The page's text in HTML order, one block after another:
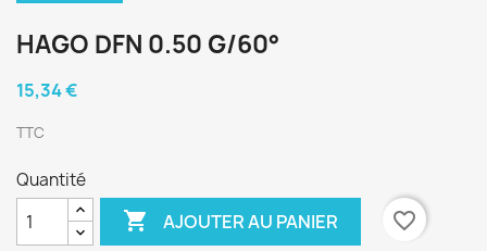
HAGO DFN 0.50 G/60°
15,34 €
TTC
Quantité
 AJOUTER AU PANIER favorite_border